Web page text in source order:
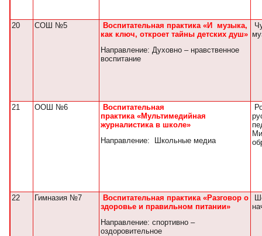
20 СОШ №5
Воспитательная практика «И музыка,
как ключ, откроет тайны детских душ»
Направление: Духовно – нравственное
воспитание
21 ООШ №6
Воспитательная
практика «Мультимедийная
журналистика в школе»
Направление: Школьные медиа
22 Гимназия №7
Воспитательная практика «Разговор о
здоровье и правильном питании»
Направление: спортивно –
оздоровительное